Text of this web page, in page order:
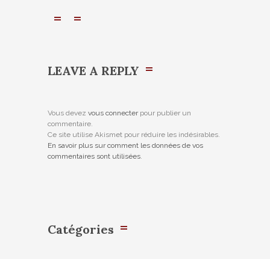
LEAVE A REPLY
Vous devez vous connecterpour publier un
commentaire.
Ce site utilise Akismet pour réduire les indésirables.
En savoir plus sur comment les données de vos
commentaires sont utilisées.
Catégories